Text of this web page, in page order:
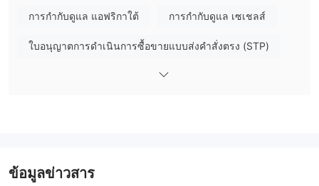
นอกจากนี้ ก็ได้ดำเนินการมาเป็นหลายปีและได้รับความคิดเห็นที่ดีจาก
จากข้อมูลที่มี FISG ดูเหมือนจะเป็นโบรกเกอร์ที่เชื่อถือได้และน่าเชื่อถือ
อย่างไรก็ตาม, เช่นเดียวกับการลงทุนใด ๆ มักมีความเสี่ยงเสมอ และ
หุ้น, ดัชนี และ สินค้า
การกำกับดูแล แอฟริกาใต้ การกำกับดูแล เซเชลส์
ใบอนุญาตการดำเนินการซื้อขายแบบส่งคำสั่งตรง (STP)
ใบอนุญาตซื้อขายตราสารอนุพันธ์ (EP)
ข้อมูลข่าวสาร